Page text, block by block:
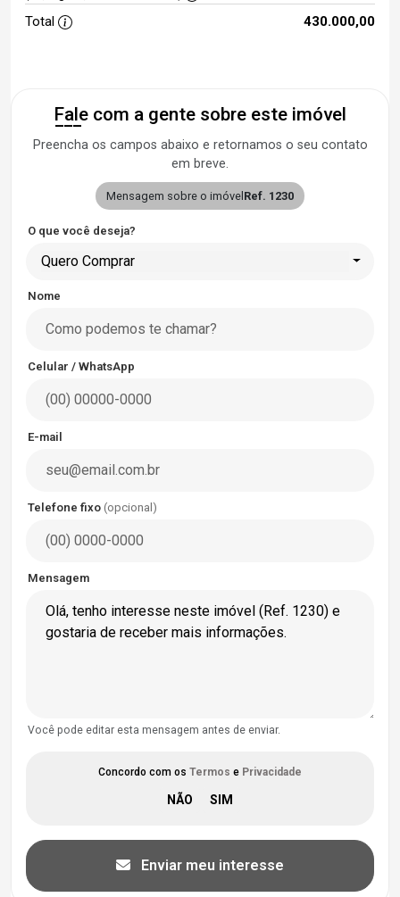
Total
430.000,00
Fale com a gente sobre este imóvel
Preencha os campos abaixo e retornamos o seu contato
em breve.
Mensagem sobre o imóvelRef. 1230
O que você deseja?
Quero Comprar
Nome
Celular / WhatsApp
E-mail
Telefone fixo (opcional)
Mensagem
Você pode editar esta mensagem antes de enviar.
Concordo com os Termos e Privacidade
Enviar meu interesse